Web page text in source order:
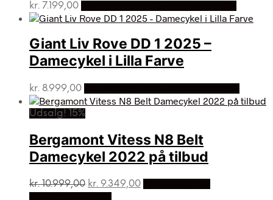
kr. 7.199,00
Giant Liv Rove DD 1 2025 –
Damecykel i Lilla Farve
kr. 8.999,00
Udsalg! 15%
Bergamont Vitess N8 Belt
Damecykel 2022 på tilbud
kr.10.999,00 Den
oprindelige
kr. 9.349,00Den